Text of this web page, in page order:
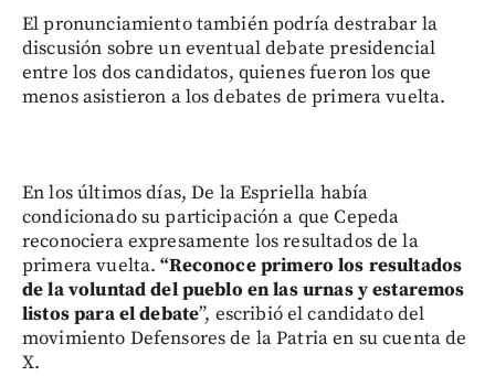
El pronunciamiento también podría destrabar la
discusión sobre un eventual debate presidencial
entre los dos candidatos, quienes fueron los que
menos asistieron a los debates de primera vuelta.
En los últimos días, De la Espriella había
condicionado su participación a que Cepeda
reconociera expresamente los resultados de la
primera vuelta.“Reconoce primero los resultados
de la voluntad del pueblo en las urnas y estaremos
listos para el debate”, escribió el candidato del
movimiento Defensores de la Patria en su cuenta de
X.